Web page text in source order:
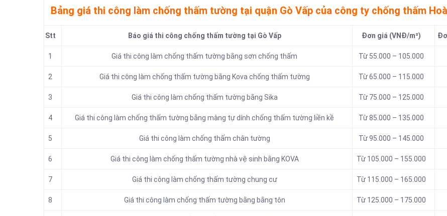
Bảng giá thi công làm chống thấm tường tại quận Gò Vấp của công ty chống thấm
Stt Báo giá thi công chống thấm tường tại Gò Vấp Đơn giá (VNĐ/m²)
1 Giá thi công làm chống thấm tường bằng sơn chống thấm Từ 55.000 – 105.000
2 Giá thi công làm chống thấm tường bằng Kova chống thấm tường Từ 65.000 – 115.000
3 Giá thi công làm chống thấm tường bằng Sika Từ 75.000 – 125.000
4 Giá thi công làm chống thấm tường bằng màng tự dính chống thấm tường liền kề Từ 85.000 – 135.000
5 Giá thi công làm chống thấm chân tường Từ 95.000 – 145.000
6 Giá thi công làm chống thấm tường nhà vệ sinh bằng KOVA Từ 105.000 – 155.000
7 Giá thi công làm chống thấm tường chung cư Từ 115.000 – 165.000
8 Giá thi công làm chống thấm tường bằng bằng tôn Từ 125.000 – 175.000